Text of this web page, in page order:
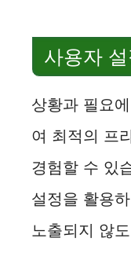
사용자
상황과 필요
여 최적의 프
경험할 수 있
설정을 활용
노출되지 않